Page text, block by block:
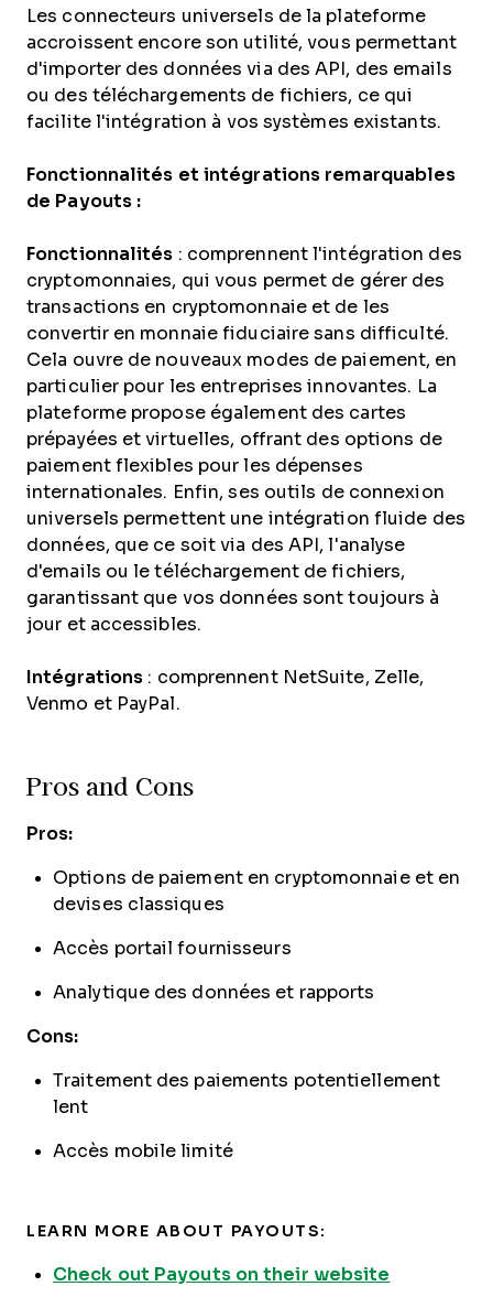
Les connecteurs universels de la plateforme
accroissent encore son utilité, vous permettant
d'importer des données via des API, des emails
ou des téléchargements de fichiers, ce qui
facilite l'intégration à vos systèmes existants.
Fonctionnalités et intégrations remarquables
de Payouts :
Fonctionnalités : comprennent l'intégration des
cryptomonnaies, qui vous permet de gérer des
transactions en cryptomonnaie et de les
convertir en monnaie fiduciaire sans difficulté.
Cela ouvre de nouveaux modes de paiement, en
particulier pour les entreprises innovantes. La
plateforme propose également des cartes
prépayées et virtuelles, offrant des options de
paiement flexibles pour les dépenses
internationales. Enfin, ses outils de connexion
universels permettent une intégration fluide des
données, que ce soit via des API, l'analyse
d'emails ou le téléchargement de fichiers,
garantissant que vos données sont toujours à
jour et accessibles.
Intégrations : comprennent NetSuite, Zelle,
Venmo et PayPal.
Pros and Cons
Pros:
Options de paiement en cryptomonnaie et en
devises classiques
Accès portail fournisseurs
Analytique des données et rapports
Cons:
Traitement des paiements potentiellement
lent
Accès mobile limité
LEARN MORE ABOUT PAYOUTS:
Check out Payouts on their website